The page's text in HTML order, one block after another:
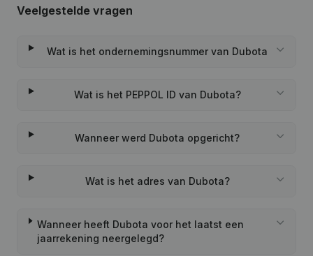
Veelgestelde vragen
Wat is het ondernemingsnummer van Dubota
Wat is het PEPPOL ID van Dubota?
Wanneer werd Dubota opgericht?
Wat is het adres van Dubota?
Wanneer heeft Dubota voor het laatst een
jaarrekening neergelegd?